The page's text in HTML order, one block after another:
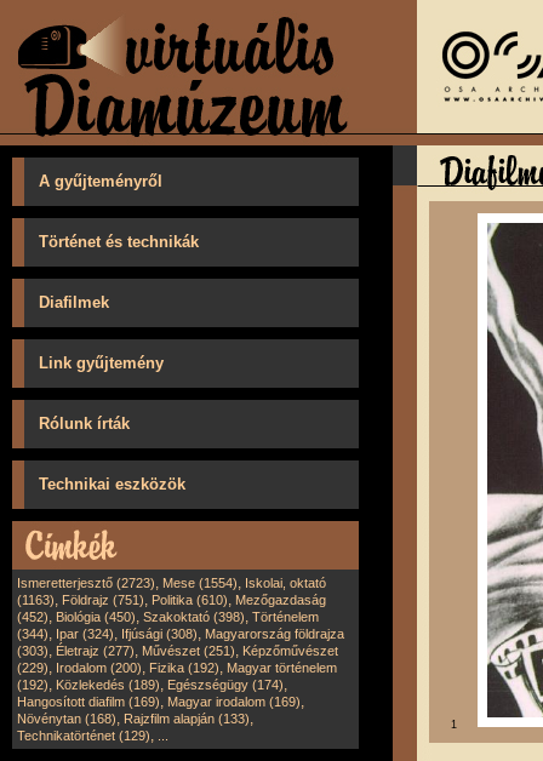
A gyűjteményről
Történet és technikák
Diafilmek
Link gyűjtemény
Rólunk írták
Technikai eszközök
Ismeretterjesztő (2723), Mese (1554), Iskolai, oktató
(1163), Földrajz (751), Politika (610), Mezőgazdaság
(452), Biológia (450), Szakoktató (398), Történelem
(344), Ipar (324), Ifjúsági (308), Magyarország földrajza
(303), Életrajz (277), Művészet (251), Képzőművészet
(229), Irodalom (200), Fizika (192), Magyar történelem
(192), Közlekedés (189), Egészségügy (174),
Hangosított diafilm (169), Magyar irodalom (169),
Növénytan (168), Rajzfilm alapján (133),
Technikatörténet (129),
1